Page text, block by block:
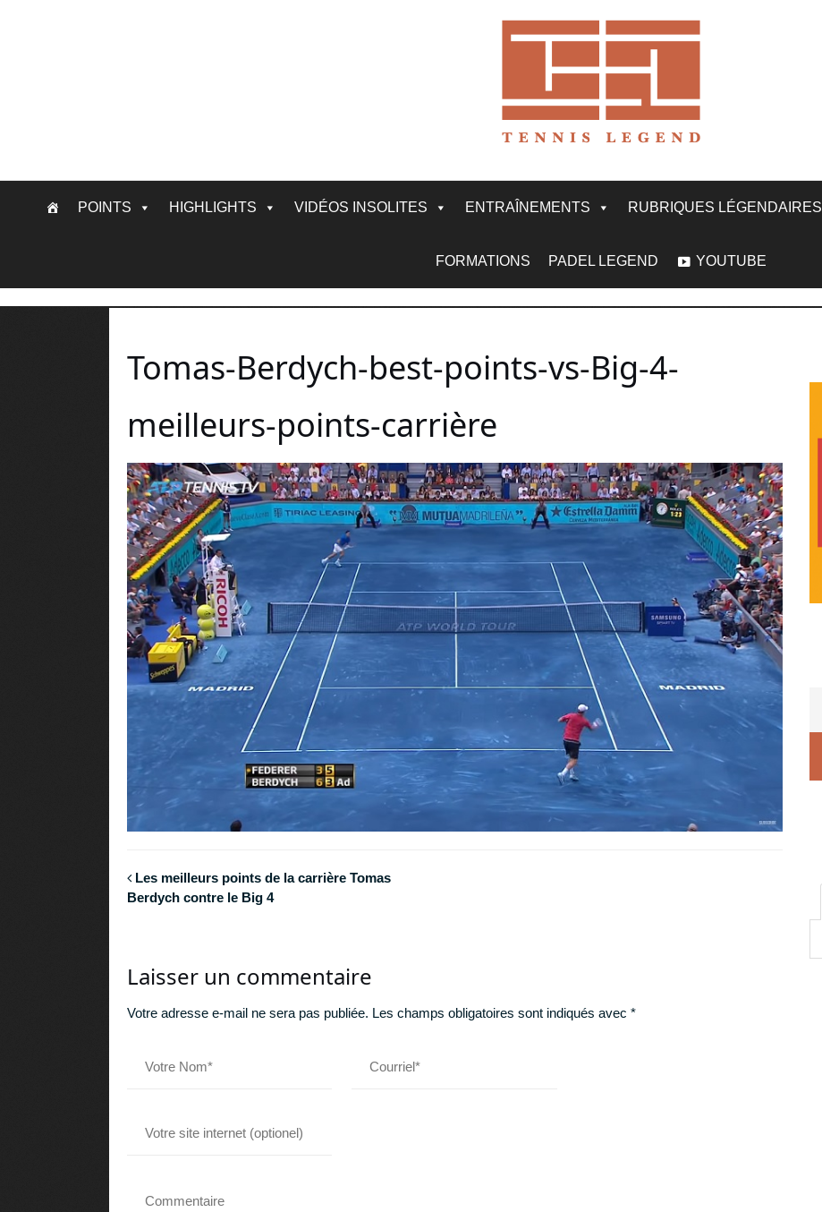
POINTS HIGHLIGHTS VIDÉOS INSOLITES ENTRAÎNEMENTS RUBRIQUES LÉGENDAIRES
FORMATIONS PADEL LEGEND YOUTUBE
Tomas-Berdych-best-points-vs-Big-4-
meilleurs-points-carrière
Les meilleurs points de la carrière Tomas
Berdych contre le Big 4
Laisser un commentaire
Votre adresse e-mail ne sera pas publiée. Les champs obligatoires sont indiqués avec *